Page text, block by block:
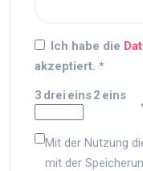
Ich habe die
akzeptiert. *
3 drei eins2 eins
Mit der Nutzung
mit der